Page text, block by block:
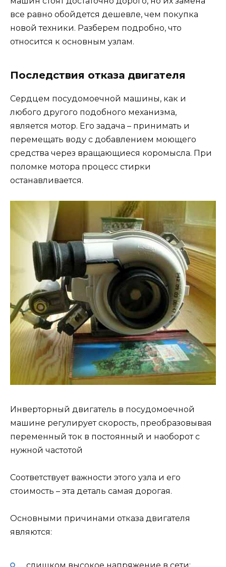
все равно обойдется дешевле, чем покупка
новой техники. Разберем подробно, что
относится к основным узлам.
Последствия отказа двигателя
Сердцем посудомоечной машины, как и
любого другого подобного механизма,
является мотор. Его задача – принимать и
перемещать воду с добавлением моющего
средства через вращающиеся коромысла. При
поломке мотора процесс стирки
останавливается.
Инверторный двигатель в посудомоечной
машине регулирует скорость, преобразовывая
переменный ток в постоянный и наоборот с
нужной частотой
Соответствует важности этого узла и его
стоимость – эта деталь самая дорогая.
Основными причинами отказа двигателя
являются:
слишком высокое напряжение в сети;